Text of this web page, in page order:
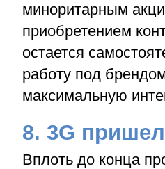
миноритарным
приобретением
остается
работу под
максимальную
8. 3G
Вплоть до конца